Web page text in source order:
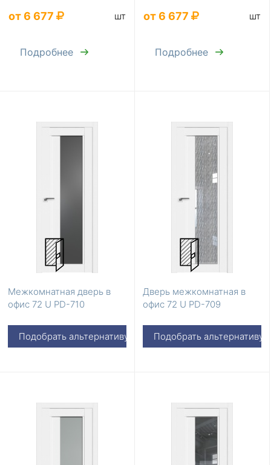
от 6 677 шт
Подробнее
от 6 677 шт
Подробнее
Межкомнатная дверь в
офис 72 U PD-710
Подобрать альтернативу
Дверь межкомнатная в
офис 72 U PD-709
Подобрать альтернативу